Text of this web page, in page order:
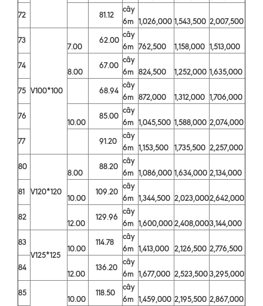
72
81.12
cây
6m 1,026,000 1,543,500 2,007,500
73
V100*100
7.00
62.00
cây
6m 762,500 1,158,000 1,513,000
74
8.00
67.00
cây
6m 824,500 1,252,000 1,635,000
75
68.94
cây
6m 872,000 1,312,000 1,706,000
76
10.00
85.00
cây
6m 1,045,500 1,588,000 2,074,000
77
91.20
cây
6m 1,153,500 1,735,500 2,257,000
80
V120*120
8.00
88.20
cây
6m 1,086,000 1,634,000 2,134,000
81
10.00
109.20
cây
6m 1,344,500 2,023,0002,642,000
82
12.00
129.96
cây
6m 1,600,0002,408,0003,144,000
83
V125*125
10.00
114.78
cây
6m 1,413,000 2,126,500 2,776,500
84
12.00
136.20
cây
6m 1,677,000 2,523,5003,295,000
85
10.00
118.50
cây
6m 1,459,000 2,195,500 2,867,000